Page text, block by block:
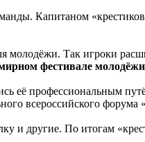
Капитаном
молодёжи. Так игроки
фестивале молодёжи
её профессиональным
всероссийского форума
и другие. По итогам